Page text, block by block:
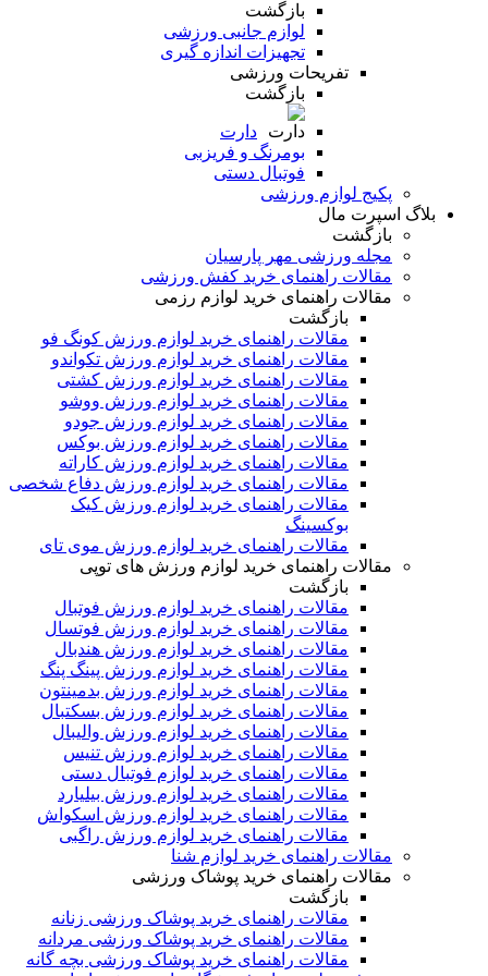
بازگشت
لوازم جانبی ورزشی
تجهیزات اندازه گیری
تفریحات ورزشی
بازگشت
دارت
بومرنگ و فریزبی
فوتبال دستی
پکیج لوازم ورزشی
بلاگ اسپرت مال
بازگشت
مجله ورزشی مهر پارسیان
مقالات راهنمای خرید کفش ورزشی
مقالات راهنمای خرید لوازم رزمی
بازگشت
مقالات راهنمای خرید لوازم ورزش کونگ فو
مقالات راهنمای خرید لوازم ورزش تکواندو
مقالات راهنمای خرید لوازم ورزش کشتی
مقالات راهنمای خرید لوازم ورزش ووشو
مقالات راهنمای خرید لوازم ورزش جودو
مقالات راهنمای خرید لوازم ورزش بوکس
مقالات راهنمای خرید لوازم ورزش کاراته
مقالات راهنمای خرید لوازم ورزش دفاع شخصی
مقالات راهنمای خرید لوازم ورزش کیک
بوکسینگ
مقالات راهنمای خرید لوازم ورزش موی تای
مقالات راهنمای خرید لوازم ورزش های توپی
بازگشت
مقالات راهنمای خرید لوازم ورزش فوتبال
مقالات راهنمای خرید لوازم ورزش فوتسال
مقالات راهنمای خرید لوازم ورزش هندبال
مقالات راهنمای خرید لوازم ورزش پینگ پنگ
مقالات راهنمای خرید لوازم ورزش بدمینتون
مقالات راهنمای خرید لوازم ورزش بسکتبال
مقالات راهنمای خرید لوازم ورزش والیبال
مقالات راهنمای خرید لوازم ورزش تنیس
مقالات راهنمای خرید لوازم فوتبال دستی
مقالات راهنمای خرید لوازم ورزش بیلیارد
مقالات راهنمای خرید لوازم ورزش اسکواش
مقالات راهنمای خرید لوازم ورزش راگبی
مقالات راهنمای خرید لوازم شنا
مقالات راهنمای خرید پوشاک ورزشی
بازگشت
مقالات راهنمای خرید پوشاک ورزشی زنانه
مقالات راهنمای خرید پوشاک ورزشی مردانه
مقالات راهنمای خرید پوشاک ورزشی بچه گانه